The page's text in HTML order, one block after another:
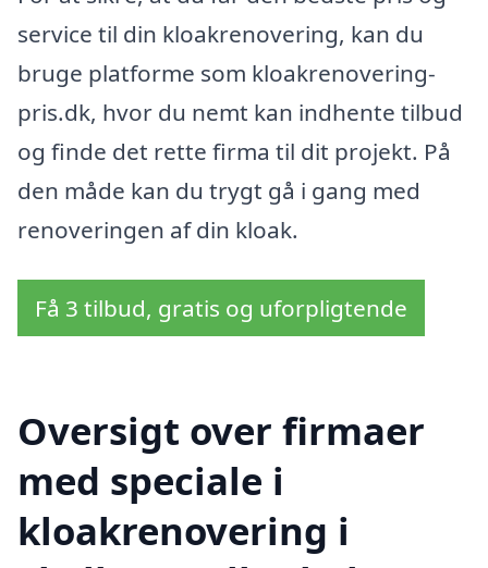
service til din kloakrenovering, kan du
bruge platforme som kloakrenovering-
pris.dk, hvor du nemt kan indhente tilbud
og finde det rette firma til dit projekt. På
den måde kan du trygt gå i gang med
renoveringen af din kloak.
Få 3 tilbud, gratis og uforpligtende
Oversigt over firmaer
med speciale i
kloakrenovering i